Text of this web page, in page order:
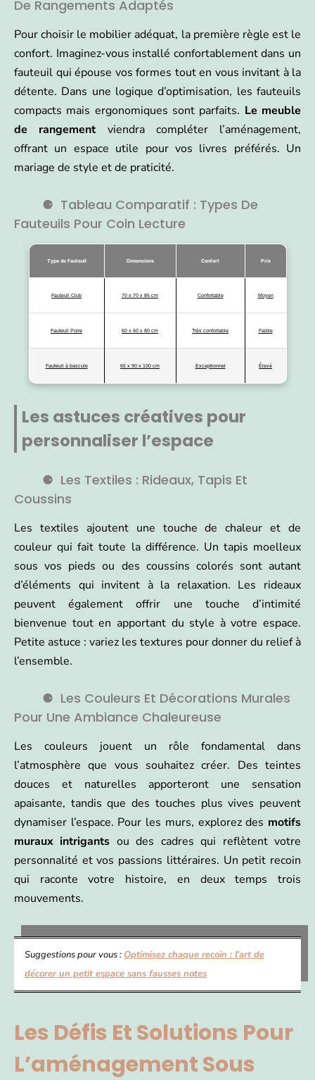
De Rangements Adaptés
Pour choisir le mobilier adéquat, la première règle est le
confort. Imaginez-vous installé confortablement dans un
fauteuil qui épouse vos formes tout en vous invitant à la
détente. Dans une logique d’optimisation, les fauteuils
compacts mais ergonomiques sont parfaits. Le meuble
de rangementviendra compléter l’aménagement,
offrant un espace utile pour vos livres préférés. Un
mariage de style et de praticité.
Tableau Comparatif : Types De
Fauteuils Pour Coin Lecture
Type de Fauteuil Dimensions Confort Prix
Fauteuil Club 70 x 70 x 85 cm Confortable Moyen
Fauteuil Poire 60 x 60 x 80 cm Très confortable Faible
Fauteuil à bascule 65 x 90 x 100 cm Exceptionnel Élevé
Les astuces créatives pour
personnaliser l’espace
Les Textiles : Rideaux, Tapis Et
Coussins
Les textiles ajoutent une touche de chaleur et de
couleur qui fait toute la différence. Un tapis moelleux
sous vos pieds ou des coussins colorés sont autant
d’éléments qui invitent à la relaxation. Les rideaux
peuvent également offrir une touche d’intimité
bienvenue tout en apportant du style à votre espace.
Petite astuce : variez les textures pour donner du relief à
l’ensemble.
Les Couleurs Et Décorations Murales
Pour Une Ambiance Chaleureuse
Les couleurs jouent un rôle fondamental dans
l’atmosphère que vous souhaitez créer. Des teintes
douces et naturelles apporteront une sensation
apaisante, tandis que des touches plus vives peuvent
dynamiser l’espace. Pour les murs, explorez des motifs
muraux intrigants ou des cadres qui reflètent votre
personnalité et vos passions littéraires. Un petit recoin
qui raconte votre histoire, en deux temps trois
mouvements.
Suggestions pour vous : Optimisez chaque recoin : l’art de
décorer un petit espace sans fausses notes
Les Défis Et Solutions Pour
L’aménagement Sous